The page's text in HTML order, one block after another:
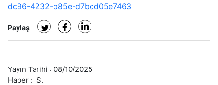
dc96-4232-b85e-d7bcd05e7463
Paylaş
Yayın Tarihi : 08/10/2025
Haber : S.